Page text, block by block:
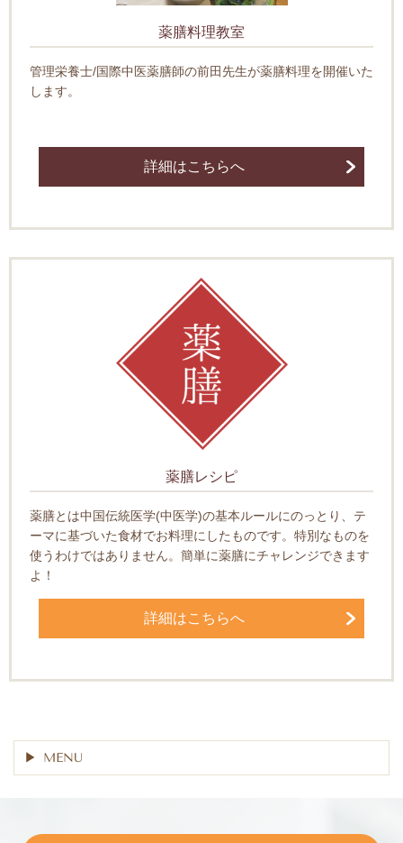
薬膳料理教室
管理栄養士/国際中医薬膳師の前田先生が薬膳料理を開催いた
します。
詳細はこちらへ
薬膳レシピ
薬膳とは中国伝統医学(中医学)の基本ルールにのっとり、テ
ーマに基づいた食材でお料理にしたものです。特別なものを
使うわけではありません。簡単に薬膳にチャレンジできます
よ！
詳細はこちらへ
MENU